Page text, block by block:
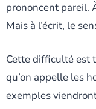
prononcent pareil.
Mais à l’écrit, le
Cette difficulté est
qu’on appelle les
exemples